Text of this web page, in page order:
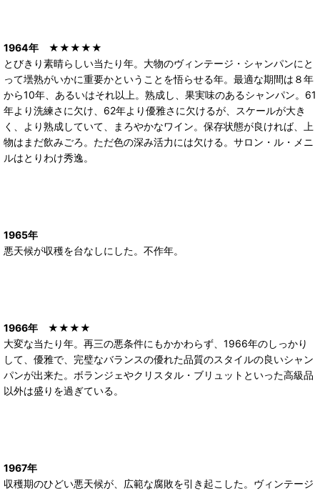
1964年 ★★★★★
とびきり素晴らしい当たり年。大物のヴィンテージ・シャンパンにと
って壜熟がいかに重要かということを悟らせる年。最適な期間は８年
から10年、あるいはそれ以上。熟成し、果実味のあるシャンパン。61
年より洗練さに欠け、62年より優雅さに欠けるが、スケールが大き
く、より熟成していて、まろやかなワイン。保存状態が良ければ、上
物はまだ飲みごろ。ただ色の深み活力には欠ける。サロン・ル・メニ
ルはとりわけ秀逸。
1965年
悪天候が収穫を台なしにした。不作年。
1966年 ★★★★
大変な当たり年。再三の悪条件にもかかわらず、1966年のしっかり
して、優雅で、完璧なバランスの優れた品質のスタイルの良いシャン
パンが出来た。ボランジェやクリスタル・ブリュットといった高級品
以外は盛りを過ぎている。
1967年
収穫期のひどい悪天候が、広範な腐敗を引き起こした。ヴィンテージ